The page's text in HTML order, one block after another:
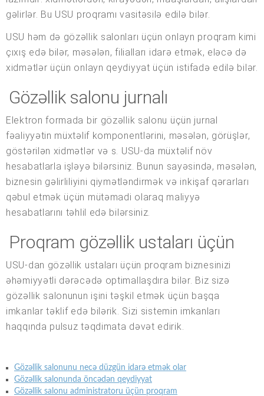
gəlirlər. Bu USU proqramı vasitəsilə edilə bilər.
USU həm də gözəllik salonları üçün onlayn proqram kimi
çıxış edə bilər, məsələn, filialları idarə etmək, eləcə də
xidmətlər üçün onlayn qeydiyyat üçün istifadə edilə bilər.
Gözəllik salonu jurnalı
Elektron formada bir gözəllik salonu üçün jurnal
fəaliyyətin müxtəlif komponentlərini, məsələn, görüşlər,
göstərilən xidmətlər və s. USU-da müxtəlif növ
hesabatlarla işləyə bilərsiniz. Bunun sayəsində, məsələn,
biznesin gəlirliliyini qiymətləndirmək və inkişaf qərarları
qəbul etmək üçün mütəmadi olaraq maliyyə
hesabatlarını təhlil edə bilərsiniz.
Proqram gözəllik ustaları üçün
USU-dan gözəllik ustaları üçün proqram biznesinizi
əhəmiyyətli dərəcədə optimallaşdıra bilər. Biz sizə
gözəllik salonunun işini təşkil etmək üçün başqa
imkanlar təklif edə bilərik. Sizi sistemin imkanları
haqqında pulsuz təqdimata dəvət edirik.
Gözəllik salonunu necə düzgün idarə etmək olar
Gözəllik salonunda öncədən qeydiyyat
Gözəllik salonu administratoru üçün proqram